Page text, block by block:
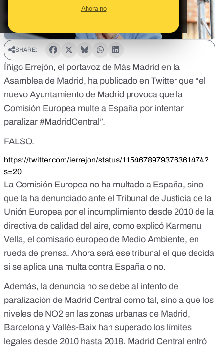
Ahora no
SHARE:
Íñigo Errejón, el portavoz de Más Madrid en la
Asamblea de Madrid, ha publicado en Twitter que “el
nuevo Ayuntamiento de Madrid provoca que la
Comisión Europea multe a España por intentar
paralizar #MadridCentral ”.
FALSO.
https://twitter.com/ierrejon/status/1154678979376361474?
s=20
La Comisión Europea no ha multado a España, sino
que la ha denunciado ante el Tribunal de Justicia de la
Unión Europea por el incumplimiento desde 2010 de la
directiva de calidad del aire, como explicó Karmenu
Vella, el comisario europeo de Medio Ambiente, en
rueda de prensa. Ahora será ese tribunal el que decida
si se aplica una multa contra España o no.
Además, la denuncia no se debe al intento de
paralización de Madrid Central como tal, sino a que los
niveles de NO2 en las zonas urbanas de Madrid,
Barcelona y Vallès-Baix han superado los límites
legales desde 2010 hasta 2018. Madrid Central entró